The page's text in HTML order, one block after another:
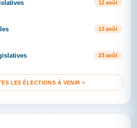
12 août
13 août
23 août
LES ÉLECTIONS À VENIR